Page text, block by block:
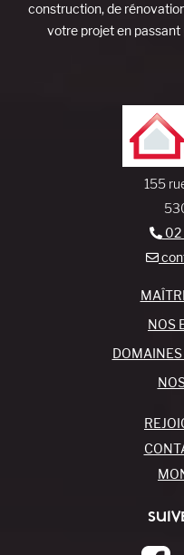
construction, de
votre projet en
155
02
NOS